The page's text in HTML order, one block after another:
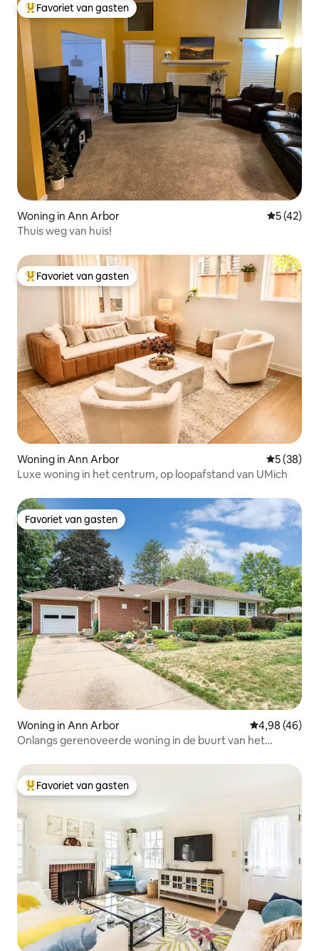
Topfavoriet van gasten
Favoriet van gasten
Woning in Ann Arbor
5 (42)
Thuis weg van huis!
Topfavoriet van gasten
Favoriet van gasten
Woning in Ann Arbor
5 (38)
Luxe woning in het centrum, op loopafstand van UMich
Favoriet van gasten
Favoriet van gasten
Woning in Ann Arbor Gemiddelde
4,98 (46)
Onlangs gerenoveerde woning in de buurt van het
Topfavoriet van gasten
Favoriet van gasten